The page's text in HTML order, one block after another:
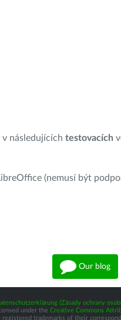
následujících testovacích
(nemusí být
Our blog
(Zásady ochrany
under the Creative Commons
registered trademarks of their